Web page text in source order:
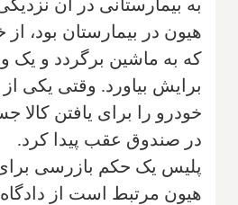
به بیمارستانی در آن
هیون در بیمارستان بود،
که به ماشین برگردد و یک
برایش بیاورد. وقتی یکی
خودرو را برای یافتن کالا
در صندوق عقب پیدا کرد.
پلیس یک حکم بازرسی برای
هیون مرتبط است از